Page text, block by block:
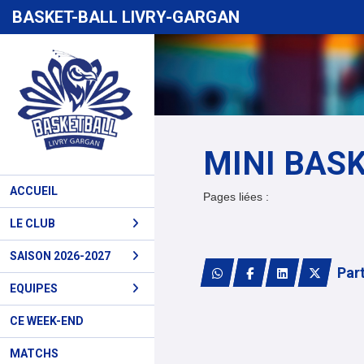
BASKET-BALL LIVRY-GARGAN
ACCUEIL
LE CLUB
SAISON 2026-2027
EQUIPES
CE WEEK-END
MATCHS
MINI
Pages liées :
U11 Féminines 1
U9 Féminines 1
Mini Basket
Panneau de gestion des cookies